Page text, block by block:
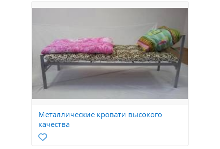
Металлические кровати высокого
качества